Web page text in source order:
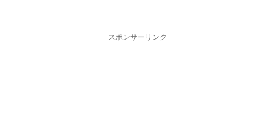
スポンサーリンク